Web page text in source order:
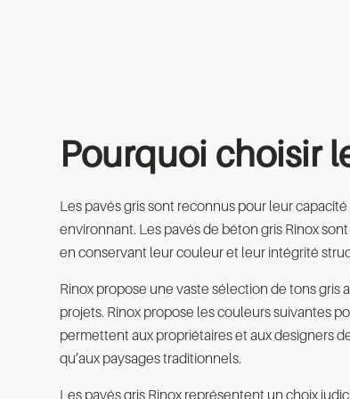
Pourquoi choisir
Les pavés gris sont reconnus pour leur
environnant. Les pavés de béton gris Rinox
en conservant leur couleur et leur intégrité
Rinox propose une vaste sélection de tons gris
projets. Rinox propose les couleurs suivantes
permettent aux propriétaires et aux designers
qu’aux paysages traditionnels.
Les pavés gris Rinox représentent un choix